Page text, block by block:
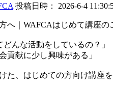
投稿日時： 2026-6-4
へ｜WAFCAはじめて講座の
どんな活動をしているの？」
貢献に少し興味がある」
た、はじめての方向け講座を